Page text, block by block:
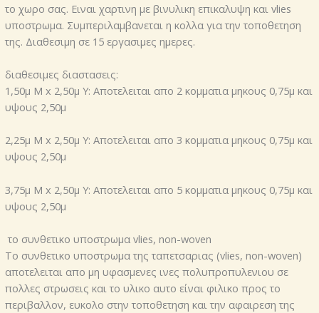
το χωρο σας. Ειναι χαρτινη με βινυλικη επικαλυψη και vlies
υποστρωμα. Συμπεριλαμβανεται η κολλα για την τοποθετηση
της. Διαθεσιμη σε 15 εργασιμες ημερες.
διαθεσιμες διαστασεις:
1,50μ Μ x 2,50μ Υ: Αποτελειται απο 2 κομματια μηκους 0,75μ και
υψους 2,50μ
2,25μ Μ x 2,50μ Υ: Αποτελειται απο 3 κομματια μηκους 0,75μ και
υψους 2,50μ
3,75μ Μ x 2,50μ Υ: Αποτελειται απο 5 κομματια μηκους 0,75μ και
υψους 2,50μ
το συνθετικο υποστρωμα vlies, non-woven
Το συνθετικο υποστρωμα της ταπετσαριας (vlies, non-woven)
αποτελειται απο μη υφασμενες ινες πολυπροπυλενιου σε
πολλες στρωσεις και το υλικο αυτο είναι φιλικο προς το
περιβαλλον, ευκολο στην τοποθετηση και την αφαιρεση της